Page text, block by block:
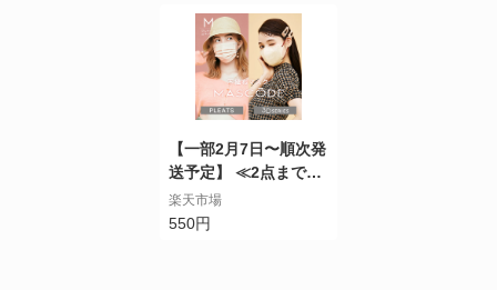
【一部2月7日〜順次発
送予定】 ≪2点までネ
コポス対応≫ 不織布マ
スク カラーマスク お
楽天市場
550円